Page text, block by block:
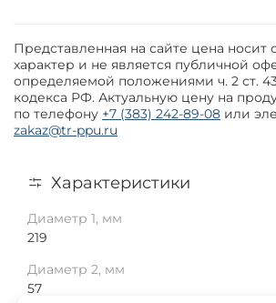
Представленная на сайте цена носит
характер и не является публичной
определяемой положениями ч. 2 ст.
кодекса РФ. Актуальную цену на
по телефону +7 (383) 242-89-08 или
zakaz@tr-ppu.ru
Характеристики
Диаметр 1, мм
219
Диаметр 2, мм
57